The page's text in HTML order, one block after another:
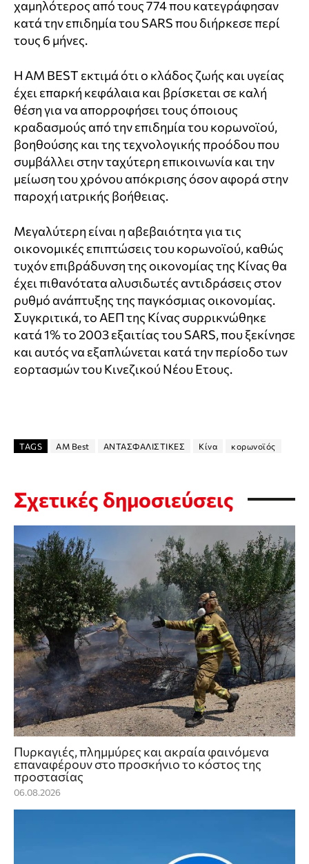
χαμηλότερος από τους 774 που κατεγράφησαν
κατά την επιδημία του SARS που διήρκεσε περί
τους 6 μήνες.
Η AM BEST εκτιμά ότι ο κλάδος ζωής και υγείας
έχει επαρκή κεφάλαια και βρίσκεται σε καλή
θέση για να απορροφήσει τους όποιους
κραδασμούς από την επιδημία του κορωνοϊού,
βοηθούσης και της τεχνολογικής προόδου που
συμβάλλει στην ταχύτερη επικοινωνία και την
μείωση του χρόνου απόκρισης όσον αφορά στην
παροχή ιατρικής βοήθειας.
Μεγαλύτερη είναι η αβεβαιότητα για τις
οικονομικές επιπτώσεις του κορωνοϊού, καθώς
τυχόν επιβράδυνση της οικονομίας της Κίνας θα
έχει πιθανότατα αλυσιδωτές αντιδράσεις στον
ρυθμό ανάπτυξης της παγκόσμιας οικονομίας.
Συγκριτικά, το ΑΕΠ της Κίνας συρρικνώθηκε
κατά 1% το 2003 εξαιτίας του SARS, που ξεκίνησε
και αυτός να εξαπλώνεται κατά την περίοδο των
εορτασμών του Κινεζικού Νέου Ετους.
TAGS AM Best ΑΝΤΑΣΦΑΛΙΣΤΙΚΕΣ Κίνα κορωνοϊός
Σχετικές δημοσιεύσεις
Πυρκαγιές, πλημμύρες και ακραία φαινόμενα
επαναφέρουν στο προσκήνιο το κόστος της
προστασίας
06.08.2026